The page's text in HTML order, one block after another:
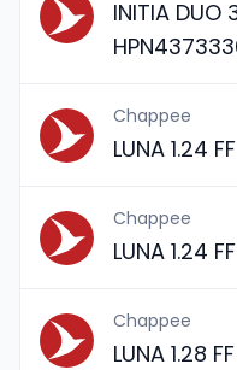
INITIA DUO
Chappee
LUNA 1.24
Chappee
LUNA 1.24
Chappee
LUNA 1.28